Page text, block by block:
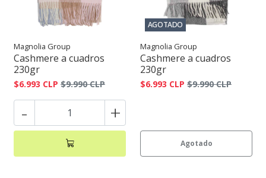
Magnolia Group
Cashmere a cuadros
230gr
$6.993 CLP $9.990 CLP
- +
AGOTADO
Magnolia Group
Cashmere a cuadros
230gr
$6.993 CLP $9.990 CLP
Agotado